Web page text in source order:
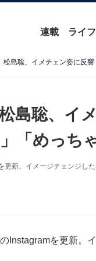
連載 ライフ
松島聡、イメチェン姿に反
島聡、イ
「めっち
新。イメージチェンジし
Instagramを更新。